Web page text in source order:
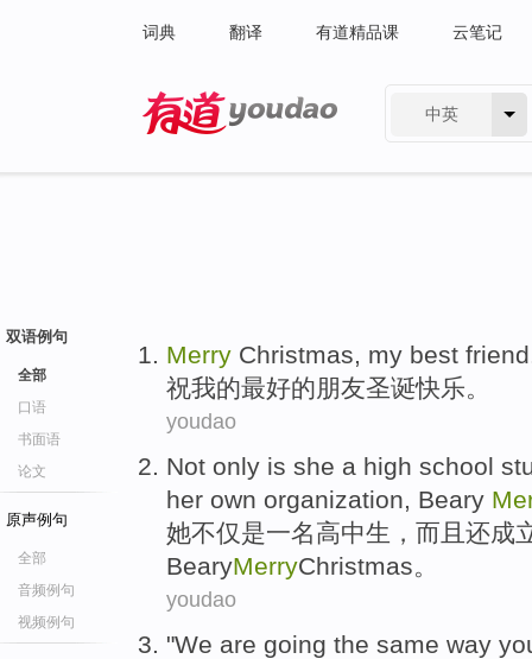
词典 翻译 有道精品课 云笔记
中英
双语例句
全部
口语
书面语
论文
原声例句
全部
音频例句
视频例句
Merry Christmas, my best friend
祝我的最好的朋友圣诞快乐。
youdao
Not only is she a high school
her own organization, Beary
她不仅是一名高中生 ，而且 还成
BearyMerryChristmas。
youdao
"We are going the same way